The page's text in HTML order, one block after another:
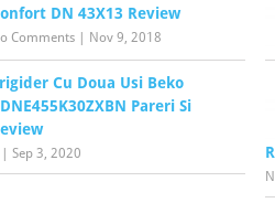
DN 43X13 Review
Comments Nov 9, 2018
Cu Doua Usi Beko
Pareri Si
Sep 3, 2020